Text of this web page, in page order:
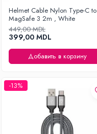
Helmet Cable Nylon Type-C to
MagSafe 3 2m , White
449,00 MDL
399,00 MDL
Добавить в корзину
-13%